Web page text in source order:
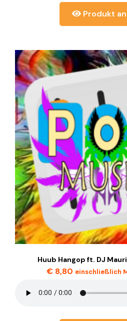
Produkt
Huub Hangop ft. DJ
€8,80 einschließlich